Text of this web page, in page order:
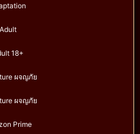
Adult
18+
ผจญภัย
ผจญภัย
Prime